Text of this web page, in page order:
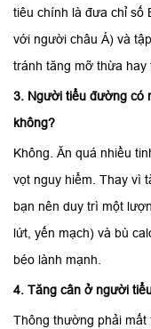
tiêu chính là đưa chỉ số
với người châu Á) và
tránh tăng mỡ thừa hay
3. Người tiểu đường có
không?
Không. Ăn quá nhiều
vọt nguy hiểm. Thay vì
bạn nên duy trì một
lứt, yến mạch) và bù
béo lành mạnh.
4. Tăng cân ở người
Thông thường phải mất